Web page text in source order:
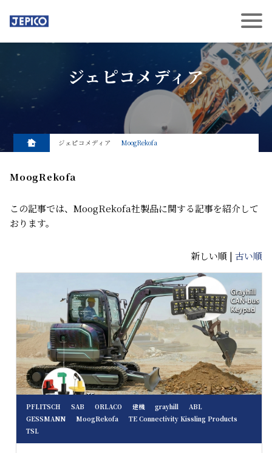
ジェピコメディア
ジェピコメディア MoogRekofa
MoogRekofa
この記事では、MoogRekofa社製品に関する記事を紹介して
おります。
新しい順 | 古い順
PFLITSCH SAB ORLACO 建機 grayhill
ABL
GESSMANN
MoogRekofa
TE Connectivity Kissling Products
TSL